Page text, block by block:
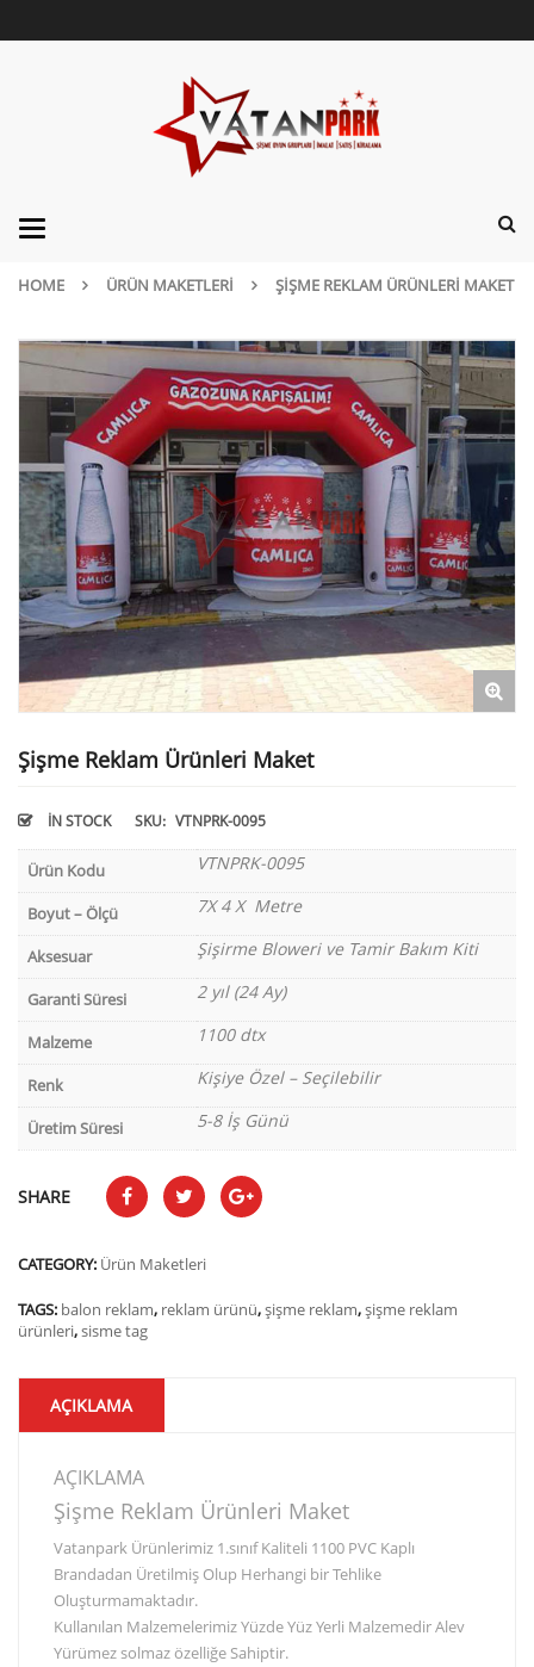
Categories
HOME ÜRÜN MAKETLERI ŞIŞME REKLAM ÜRÜNLERI MAKET
Şişme Reklam Ürünleri Maket
IN STOCK SKU: VTNPRK-0095
Ürün Kodu VTNPRK-0095
Boyut – Ölçü 7X 4 X Metre
Aksesuar Şişirme Bloweri ve Tamir Bakım Kiti
Garanti Süresi 2 yıl (24 Ay)
Malzeme 1100 dtx
Renk Kişiye Özel – Seçilebilir
Üretim Süresi 5-8 İş Günü
SHARE
CATEGORY: Ürün Maketleri
TAGS: balon reklam, reklam ürünü,şişme reklam,şişme reklam
ürünleri,sisme tag
AÇIKLAMA
AÇIKLAMA
Şişme Reklam Ürünleri Maket
Vatanpark Ürünlerimiz 1.sınıf Kaliteli 1100 PVC Kaplı
Brandadan Üretilmiş Olup Herhangi bir Tehlike
Oluşturmamaktadır.
Kullanılan Malzemelerimiz Yüzde Yüz Yerli Malzemedir Alev
Yürümez solmaz özelliğe Sahiptir.